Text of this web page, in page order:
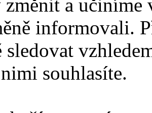
a učiníme
informovali.
sledovat
souhlasíte.